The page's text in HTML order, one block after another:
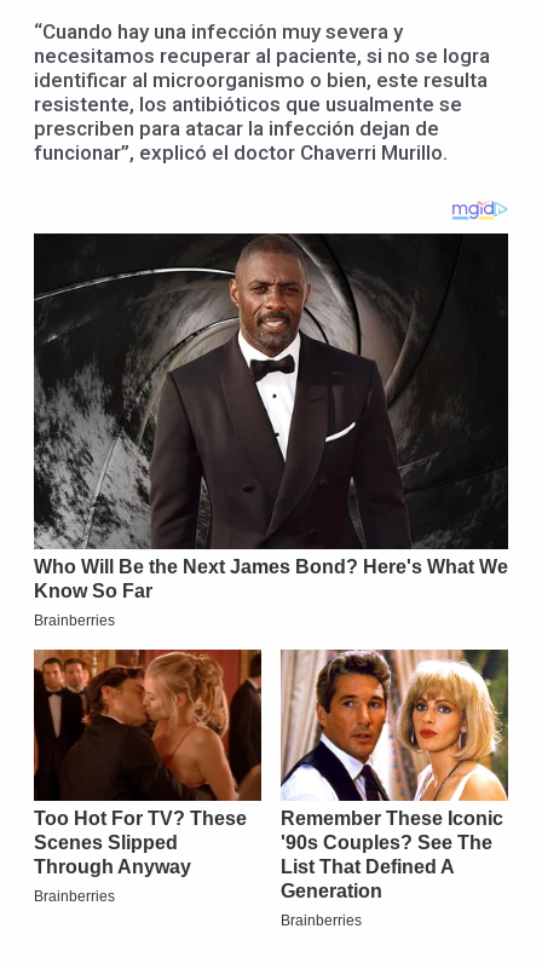
“Cuando hay una infección muy severa y
necesitamos recuperar al paciente, si no se logra
identificar al microorganismo o bien, este resulta
resistente, los antibióticos que usualmente se
prescriben para atacar la infección dejan de
funcionar”, explicó el doctor Chaverri Murillo.